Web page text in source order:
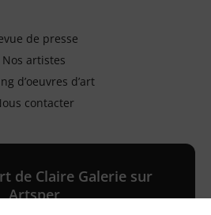
de presse
Nos artistes
d’oeuvres d’art
contacter
de Claire Galerie sur
Artsper